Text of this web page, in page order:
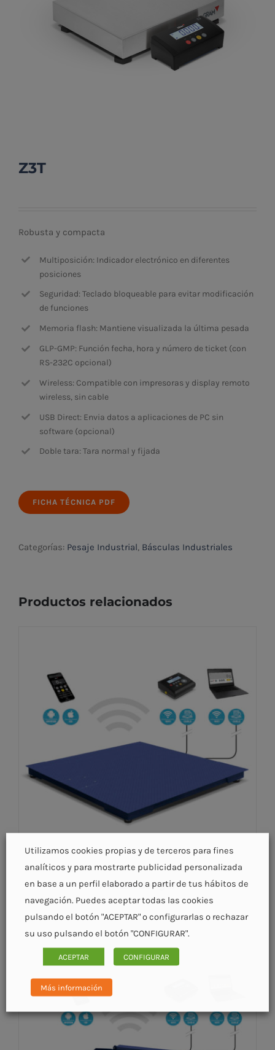
Z3T
Robusta y compacta
Multiposición: Indicador electrónico en diferentes
posiciones
Seguridad: Teclado bloqueable para evitar modificación
de funciones
Memoria flash: Mantiene visualizada la última pesada
GLP-GMP: Función fecha, hora y número de ticket (con
RS-232C opcional)
Wireless: Compatible con impresoras y display remoto
wireless, sin cable
USB Direct: Envia datos a aplicaciones de PC sin
software (opcional)
Doble tara: Tara normal y fijada
FICHA TÉCNICA PDF
Categorías: Pesaje Industrial, Básculas Industriales
Productos relacionados
XTREM Bengal
Utilizamos cookies propias y de terceros para fines
analíticos y para mostrarte publicidad personalizada
en base a un perfil elaborado a partir de tus hábitos de
navegación. Puedes aceptar todas las cookies
pulsando el botón "ACEPTAR" o configurarlas o rechazar
su uso pulsando el botón "CONFIGURAR".
ACEPTAR CONFIGURAR
Más información